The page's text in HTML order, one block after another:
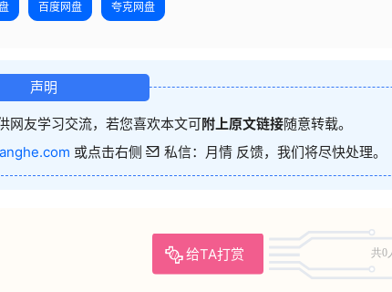
百度网盘 夸克网盘
声明
网友学习交流，若您喜欢本文可附上原文链接随意转载。
或点击右侧 私信：月情 反馈，我们将尽快处理。
给TA打赏 共0